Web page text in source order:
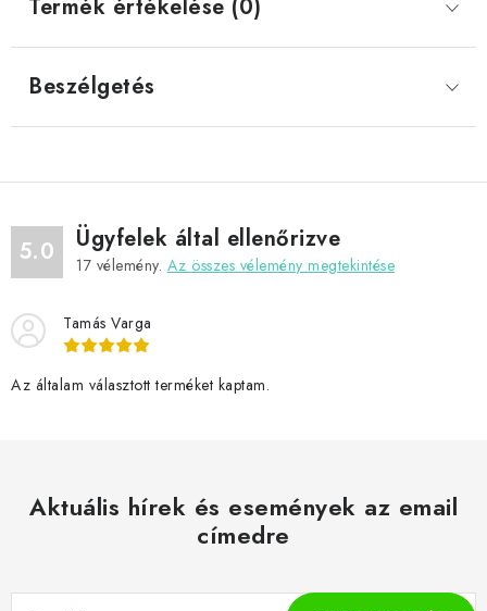
Termék értékelése (0)
Beszélgetés
5.0 Ügyfelek által ellenőrizve
17 vélemény. Az összes vélemény megtekintése
Tamás Varga
Az általam választott terméket kaptam.
Aktuális hírek és események az email
címedre